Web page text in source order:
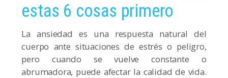
estas 6 cosas primero
La ansiedad es una respuesta natural del
cuerpo ante situaciones de estrés o peligro,
pero cuando se vuelve constante o
abrumadora, puede afectar la calidad de vida.